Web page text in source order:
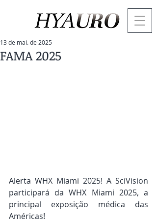
FAMA 2025
13 de mai. de 2025
Alerta WHX Miami 2025! A SciVision
participará da WHX Miami 2025, a
principal exposição médica das
Américas!